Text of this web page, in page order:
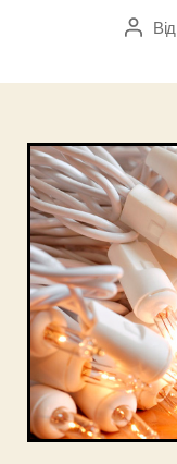
Автор
Від